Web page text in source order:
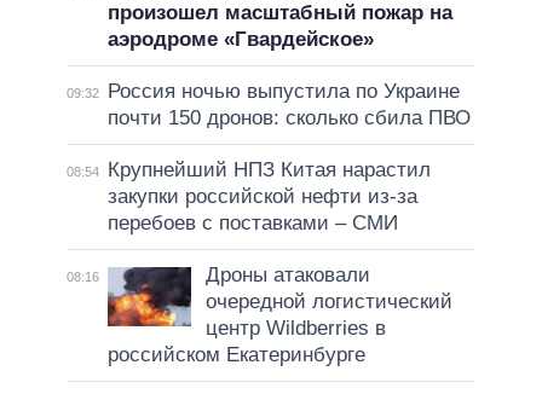
произошел масштабный пожар на
аэродроме «Гвардейское»
09:32
Россия ночью выпустила по Украине
почти 150 дронов: сколько сбила ПВО
08:54
Крупнейший НПЗ Китая нарастил
закупки российской нефти из-за
перебоев с поставками – СМИ
08:16
Дроны атаковали
очередной логистический
центр Wildberries в
российском Екатеринбурге